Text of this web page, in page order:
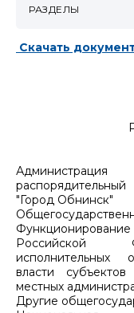
Скачать
распорядительный
"Город Обнинск"
Российской
исполнительных
власти
местных
Другие
РАЗДЕЛЫ